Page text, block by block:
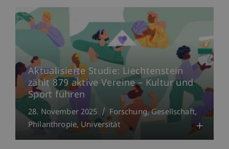
Aktualisierte Studie: Liechtenstein
zählt 879 aktive Vereine – Kultur und
Sport führen
28. November 2025 Forschung Gesellschaft
Philanthropie Universität